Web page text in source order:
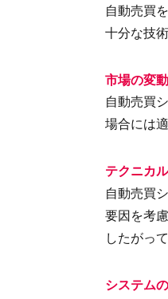
自動売買
十分な技
市場の変
自動売買
場合には
テクニカ
自動売買
要因を考
したがっ
システム